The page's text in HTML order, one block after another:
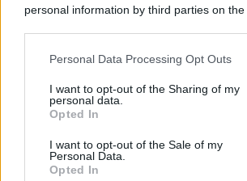
personal information by third parties on the
This information may also be disclosed by
disclose it to other third parties.
Please note that this website/app uses one
services and may gather and store
not limited to your visit or usage behaviour.
grant or deny consent to Google and its
Personal Data Processing Opt Outs
I want to opt-out of the Sharing of my
personal data.
Opted In
I want to opt-out of the Sale of my
Personal Data.
Opted In